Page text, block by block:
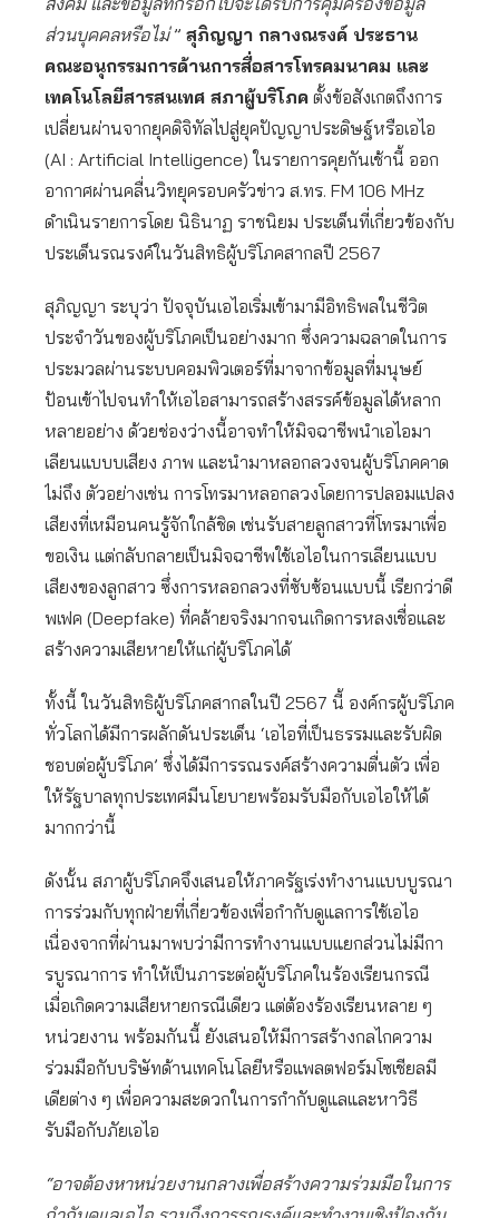
ส่วนบุคคลหรือไม่” สุภิญญา กลางณรงค์ ประธาน
คณะอนุกรรมการด้านการสื่อสารโทรคมนาคม และ
เทคโนโลยีสารสนเทศ สภาผู้บริโภค ตั้งข้อสังเกตถึงการ
เปลี่ยนผ่านจากยุคดิจิทัลไปสู่ยุคปัญญาประดิษฐ์หรือเอไอ
(AI : Artificial Intelligence) ในรายการคุยกันเช้านี้ ออก
อากาศผ่านคลื่นวิทยุครอบครัวข่าว ส.ทร. FM 106 MHz
ดำเนินรายการโดย นิธินาฏ ราชนิยม ประเด็นที่เกี่ยวข้องกับ
ประเด็นรณรงค์ในวันสิทธิผู้บริโภคสากลปี 2567
สุภิญญา ระบุว่า ปัจจุบันเอไอเริ่มเข้ามามีอิทธิพลในชีวิต
ประจำวันของผู้บริโภคเป็นอย่างมาก ซึ่งความฉลาดในการ
ประมวลผ่านระบบคอมพิวเตอร์ที่มาจากข้อมูลที่มนุษย์
ป้อนเข้าไปจนทำให้เอไอสามารถสร้างสรรค์ข้อมูลได้หลาก
หลายอย่าง ด้วยช่องว่างนี้อาจทำให้มิจฉาชีพนำเอไอมา
เลียนแบบบเสียง ภาพ และนำมาหลอกลวงจนผู้บริโภคคาด
ไม่ถึง ตัวอย่างเช่น การโทรมาหลอกลวงโดยการปลอมแปลง
เสียงที่เหมือนคนรู้จักใกล้ชิด เช่นรับสายลูกสาวที่โทรมาเพื่อ
ขอเงิน แต่กลับกลายเป็นมิจฉาชีพใช้เอไอในการเลียนแบบ
เสียงของลูกสาว ซึ่งการหลอกลวงที่ซับซ้อนแบบนี้ เรียกว่าดี
พเฟค (Deepfake) ที่คล้ายจริงมากจนเกิดการหลงเชื่อและ
สร้างความเสียหายให้แก่ผู้บริโภคได้
ทั้งนี้ ในวันสิทธิผู้บริโภคสากลในปี 2567 นี้ องค์กรผู้บริโภค
ทั่วโลกได้มีการผลักดันประเด็น ‘เอไอที่เป็นธรรมและรับผิด
ชอบต่อผู้บริโภค’ ซึ่งได้มีการรณรงค์สร้างความตื่นตัว เพื่อ
ให้รัฐบาลทุกประเทศมีนโยบายพร้อมรับมือกับเอไอให้ได้
มากกว่านี้
ดังนั้น สภาผู้บริโภคจึงเสนอให้ภาครัฐเร่งทำงานแบบบูรณา
การร่วมกับทุกฝ่ายที่เกี่ยวข้องเพื่อกำกับดูแลการใช้เอไอ
เนื่องจากที่ผ่านมาพบว่ามีการทำงานแบบแยกส่วนไม่มีกา
รบูรณาการ ทำให้เป็นภาระต่อผู้บริโภคในร้องเรียนกรณี
เมื่อเกิดความเสียหายกรณีเดียว แต่ต้องร้องเรียนหลาย ๆ
หน่วยงาน พร้อมกันนี้ ยังเสนอให้มีการสร้างกลไกความ
ร่วมมือกับบริษัทด้านเทคโนโลยีหรือแพลตฟอร์มโซเชียลมี
เดียต่าง ๆ เพื่อความสะดวกในการกำกับดูแลและหาวิธี
รับมือกับภัยเอไอ
“อาจต้องหาหน่วยงานกลางเพื่อสร้างความร่วมมือในการ